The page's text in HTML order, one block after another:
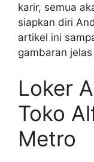
karir, semua
siapkan diri
artikel ini
gambaran
Loker
Toko
Metro